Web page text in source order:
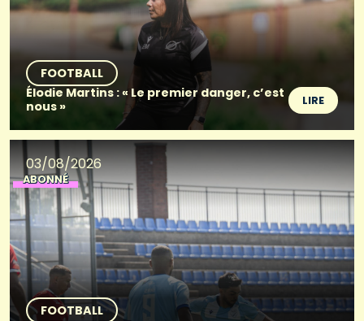
FOOTBALL
Élodie Martins : « Le premier danger, c’est
nous »
LIRE
03/08/2026
ABONNÉ
FOOTBALL